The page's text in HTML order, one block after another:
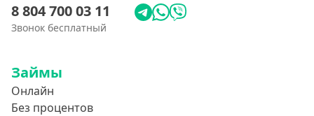
8 804 700 03 11
Звонок бесплатный
Займы
Онлайн
Без процентов